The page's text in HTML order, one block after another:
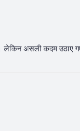
लेकिन असली कदम उठाए